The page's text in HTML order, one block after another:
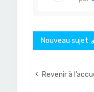
Nouveau sujet
Revenir à